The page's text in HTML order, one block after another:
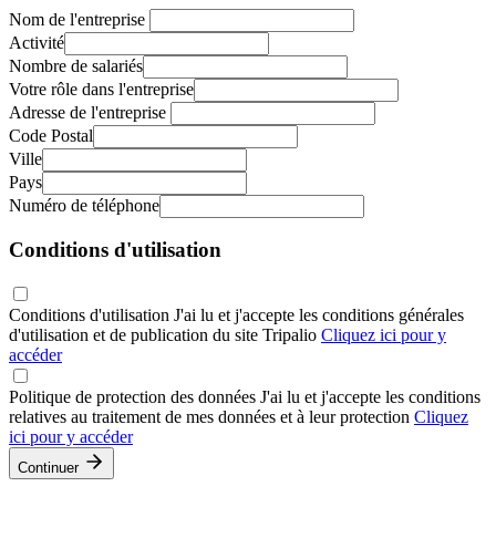
Nom de l'entreprise
Activité
Nombre de salariés
Votre rôle dans l'entreprise
Adresse de l'entreprise
Code Postal
Ville
Pays
Numéro de téléphone
Conditions d'utilisation
Conditions d'utilisation J'ai lu et j'accepte les conditions générales
d'utilisation et de publication du site Tripalio Cliquez ici pour y
accéder
Politique de protection des données J'ai lu et j'accepte les conditions
relatives au traitement de mes données et à leur protection Cliquez
ici pour y accéder
Continuer